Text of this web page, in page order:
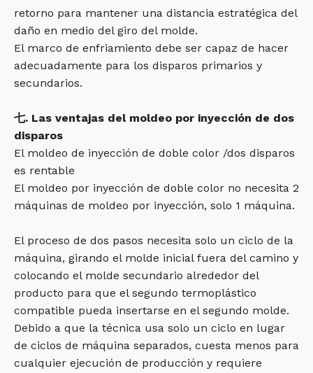
retorno para mantener una distancia estratégica del
daño en medio del giro del molde.
El marco de enfriamiento debe ser capaz de hacer
adecuadamente para los disparos primarios y
secundarios.
七. Las ventajas del moldeo por inyección de dos
disparos
El moldeo de inyección de doble color /dos disparos
es rentable
El moldeo por inyección de doble color no necesita 2
máquinas de moldeo por inyección, solo 1 máquina.
El proceso de dos pasos necesita solo un ciclo de la
máquina, girando el molde inicial fuera del camino y
colocando el molde secundario alrededor del
producto para que el segundo termoplástico
compatible pueda insertarse en el segundo molde.
Debido a que la técnica usa solo un ciclo en lugar
de ciclos de máquina separados, cuesta menos para
cualquier ejecución de producción y requiere